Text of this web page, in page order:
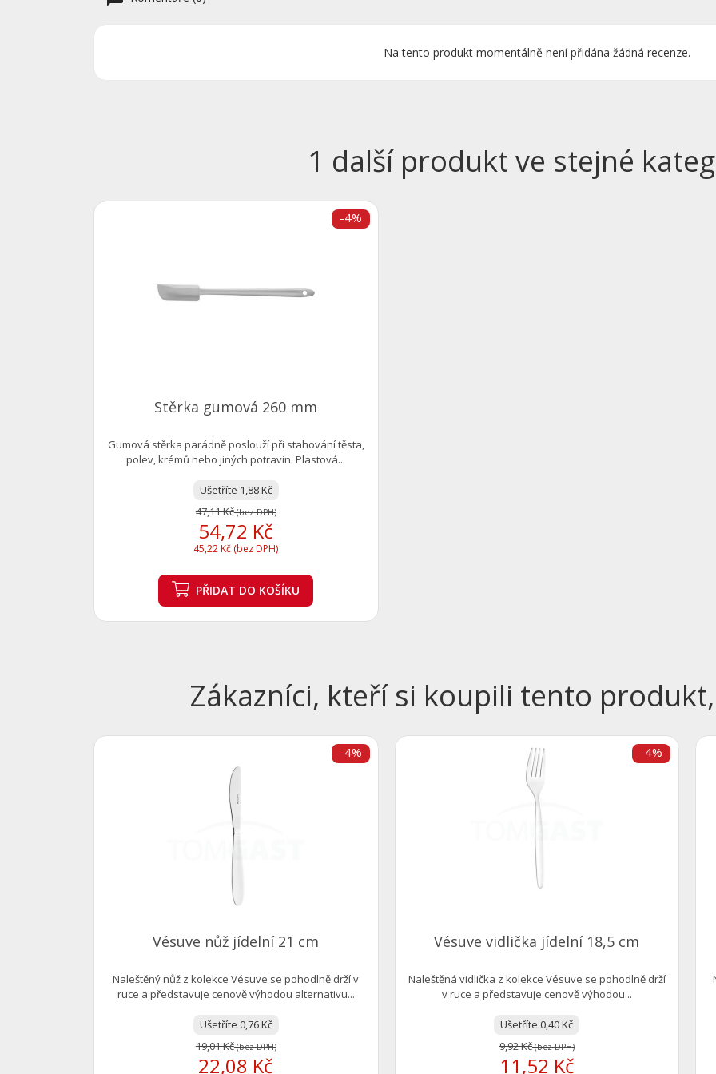
Na tento produkt momentálně není přidána žádná recenze.
1 další produkt ve stejné
Stěrka gumová 260 mm
Gumová stěrka parádně poslouží při stahování těsta,
polev, krémů nebo jiných potravin. Plastová...
Ušetříte 1,88 Kč
47,11 Kč(bez DPH)
-4%
54,72 Kč
45,22 Kč (bez DPH)
PŘIDAT DO KOŠÍKU
Zákazníci, kteří si koupili tento
Vésuve nůž jídelní 21 cm
Naleštěný nůž z kolekce Vésuve se pohodlně drží v
ruce a představuje cenově výhodou alternativu...
Ušetříte 0,76 Kč
19,01 Kč(bez DPH)
-4%
22,08 Kč
Vésuve vidlička jídelní 18,5 cm
Naleštěná vidlička z kolekce Vésuve se pohodlně drží
v ruce a představuje cenově výhodou...
Ušetříte 0,40 Kč
9,92 Kč(bez DPH)
-4%
11,52 Kč